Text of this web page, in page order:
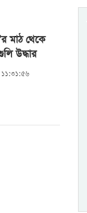
মাঠ থেকে
উদ্ধার
১১:৩১:৫৬